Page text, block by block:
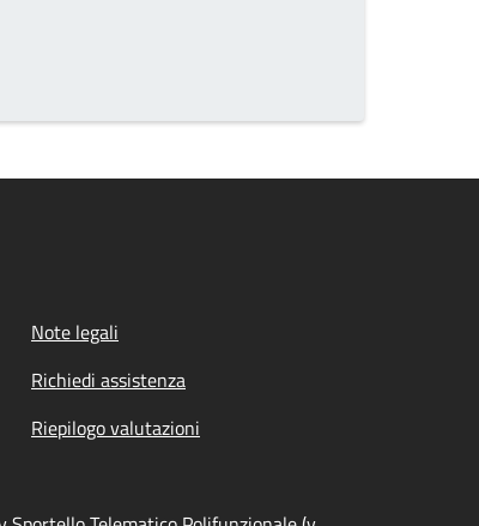
Note legali
Richiedi assistenza
Riepilogo valutazioni